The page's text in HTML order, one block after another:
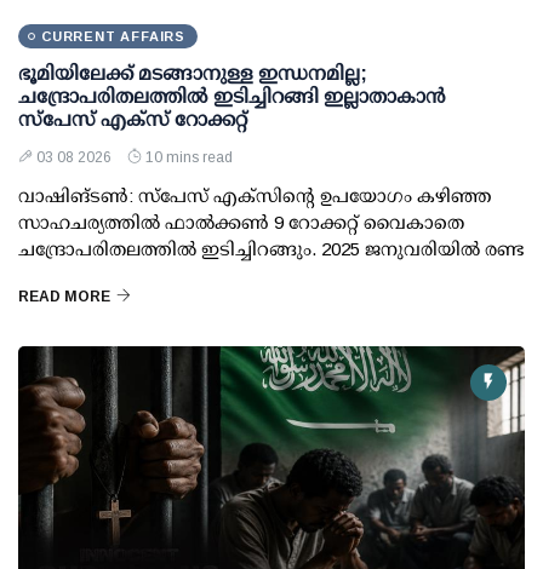
CURRENT AFFAIRS
ഭൂമിയിലേക്ക് മടങ്ങാനുള്ള ഇന്ധനമില്ല;
ചന്ദ്രോപരിതലത്തില്‍ ഇടിച്ചിറങ്ങി ഇല്ലാതാകാന്‍
സ്പേസ് എക്‌സ് റോക്കറ്റ്
03 08 2026 10 mins read
വാഷിങ്ടണ്‍: സ്പേസ് എക്‌സിന്റെ ഉപയോഗം കഴിഞ്ഞ
സാഹചര്യത്തില്‍ ഫാല്‍ക്കണ്‍ 9 റോക്കറ്റ് വൈകാതെ
ചന്ദ്രോപരിതലത്തില്‍ ഇടിച്ചിറങ്ങും. 2025 ജനുവരിയില്‍ രണ്ട
READ MORE